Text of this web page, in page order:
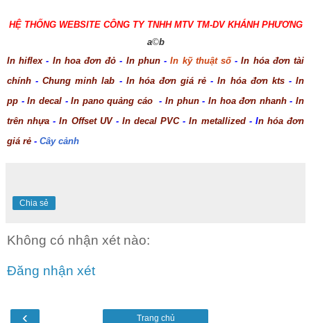
HỆ THỐNG WEBSITE CÔNG TY TNHH MTV TM-DV KHÁNH PHƯƠNG
a©b
In hiflex- In hoa đơn đỏ - In phun-In kỹ thuật số-In hóa đơn tài
chính -Chung minh lab - In hóa đơn giá rẻ -In hóa đơn kts-In
pp -In decal-In pano quảng cáo - In phun- In hoa đơn nhanh-In
trên nhựa -In Offset UV- In decal PVC-In metallized- In hóa đơn
giá rẻ - Cây cảnh
Chia sẻ
Không có nhận xét nào:
Đăng nhận xét
‹ Trang chủ